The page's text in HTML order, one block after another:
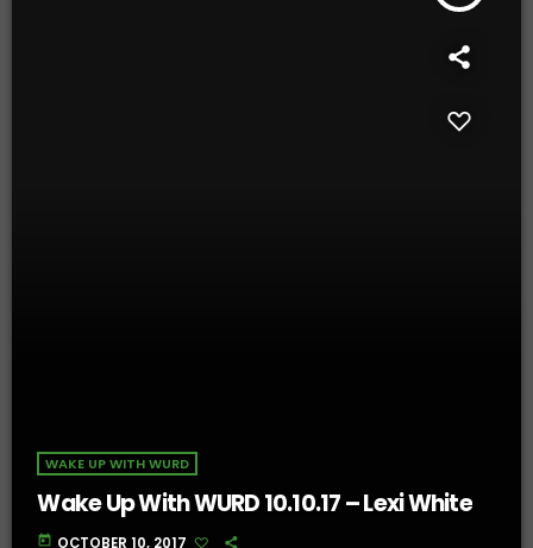
WAKE UP WITH WURD
Wake Up With WURD 10.10.17 – Lexi White
today OCTOBER 10, 2017